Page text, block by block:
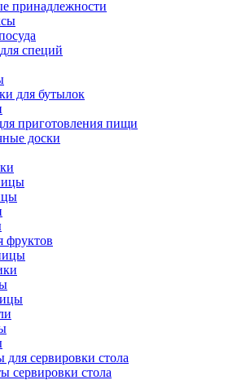
принадлежности
специй
для бутылок
приготовления пищи
доски
фруктов
сервировки стола
сервировки стола